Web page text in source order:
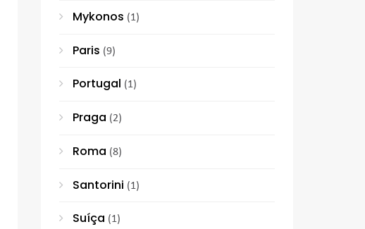
Mykonos (1)
Paris (9)
Portugal (1)
Praga (2)
Roma (8)
Santorini (1)
Suíça (1)